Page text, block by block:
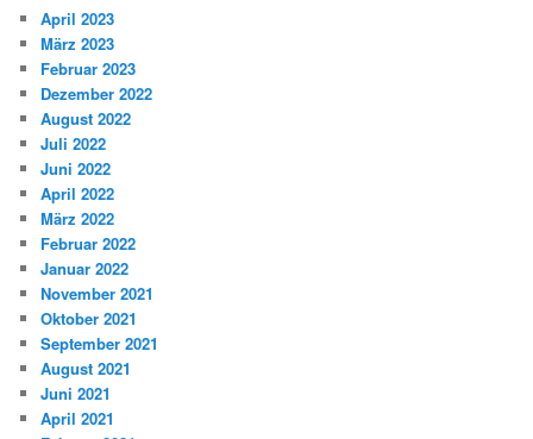
April 2023
März 2023
Februar 2023
Dezember 2022
August 2022
Juli 2022
Juni 2022
April 2022
März 2022
Februar 2022
Januar 2022
November 2021
Oktober 2021
September 2021
August 2021
Juni 2021
April 2021